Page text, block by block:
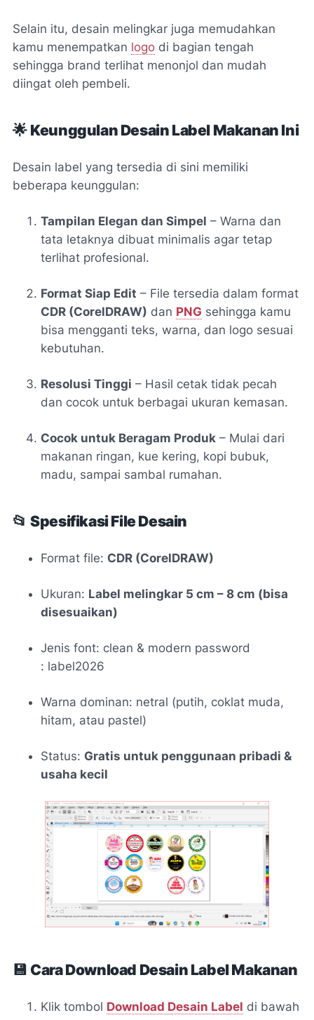
Selain itu, desain melingkar juga memudahkan
kamu menempatkan logo di bagian tengah
sehingga brand terlihat menonjol dan mudah
diingat oleh pembeli.
🌟 Keunggulan Desain Label Makanan Ini
Desain label yang tersedia di sini memiliki
beberapa keunggulan:
Tampilan Elegan dan Simpel – Warna dan
tata letaknya dibuat minimalis agar tetap
terlihat profesional.
Format Siap Edit – File tersedia dalam format
CDR (CorelDRAW) dan PNG sehingga kamu
bisa mengganti teks, warna, dan logo sesuai
kebutuhan.
Resolusi Tinggi – Hasil cetak tidak pecah
dan cocok untuk berbagai ukuran kemasan.
Cocok untuk Beragam Produk – Mulai dari
makanan ringan, kue kering, kopi bubuk,
madu, sampai sambal rumahan.
📂Spesifikasi File Desain
Format file: CDR (CorelDRAW)
Ukuran: Label melingkar 5 cm – 8 cm (bisa
disesuaikan)
Jenis font: clean & modern password
: label2026
Warna dominan: netral (putih, coklat muda,
hitam, atau pastel)
Status: Gratis untuk penggunaan pribadi &
usaha kecil
💾 Cara Download Desain Label Makanan
Klik tombol Download Desain Label di bawah